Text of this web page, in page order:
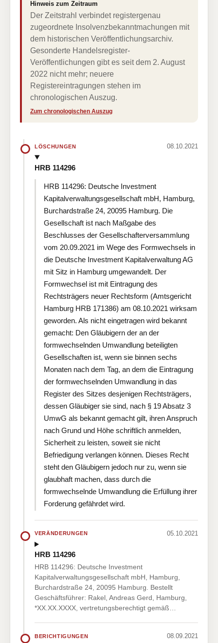
Hinweis zum Zeitraum
Der Zeitstrahl verbindet registergenau
zugeordnete Insolvenzbekanntmachungen mit
dem historischen Veröffentlichungsarchiv.
Gesonderte Handelsregister-
Veröffentlichungen gibt es seit dem 2. August
2022 nicht mehr; neuere
Registereintragungen stehen im
chronologischen Auszug.
Zum chronologischen Auszug
LÖSCHUNGEN 08.10.2021
HRB 114296
HRB 114296: Deutsche Investment
Kapitalverwaltungsgesellschaft mbH, Hamburg,
Burchardstraße 24, 20095 Hamburg. Die
Gesellschaft ist nach Maßgabe des
Beschlusses der Gesellschafterversammlung
vom 20.09.2021 im Wege des Formwechsels in
die Deutsche Investment Kapitalverwaltung AG
mit Sitz in Hamburg umgewandelt. Der
Formwechsel ist mit Eintragung des
Rechtsträgers neuer Rechtsform (Amtsgericht
Hamburg HRB 171386) am 08.10.2021 wirksam
geworden. Als nicht eingetragen wird bekannt
gemacht: Den Gläubigern der an der
formwechselnden Umwandlung beteiligten
Gesellschaften ist, wenn sie binnen sechs
Monaten nach dem Tag, an dem die Eintragung
der formwechselnden Umwandlung in das
Register des Sitzes desjenigen Rechtsträgers,
dessen Gläubiger sie sind, nach § 19 Absatz 3
UmwG als bekannt gemacht gilt, ihren Anspruch
nach Grund und Höhe schriftlich anmelden,
Sicherheit zu leisten, soweit sie nicht
Befriedigung verlangen können. Dieses Recht
steht den Gläubigern jedoch nur zu, wenn sie
glaubhaft machen, dass durch die
formwechselnde Umwandlung die Erfüllung ihrer
Forderung gefährdet wird.
VERÄNDERUNGEN 05.10.2021
HRB 114296
HRB 114296: Deutsche Investment
Kapitalverwaltungsgesellschaft mbH, Hamburg,
Burchardstraße 24, 20095 Hamburg. Bestellt
Geschäftsführer: Rakel, Andreas Gerd, Hamburg,
*XX.XX.XXXX, vertretungsberechtigt gemäß…
BERICHTIGUNGEN 08.09.2021